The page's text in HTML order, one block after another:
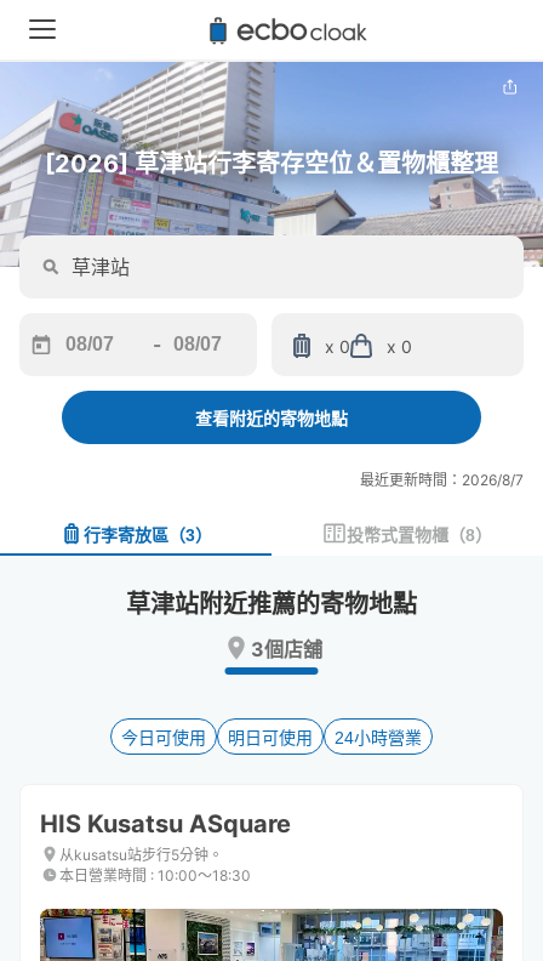
[2026] 草津站行李寄存空位＆置物櫃整理
forward
interact
and
keyboard
shortcuts
for
changing
dates.
-
backward
interact
and
a
date.
key
to
keyboard
shortcuts
for
changing
dates.
x 0 x 0
查看附近的寄物地點
最近更新時間：2026/8/7
行李寄放區 （3） 投幣式置物櫃 （8）
草津站附近推薦的寄物地點
3個店舖
今日可使用 明日可使用 24小時營業
HIS Kusatsu ASquare
从kusatsu站步行5分钟。
本日營業時間 : 10:00〜18:30